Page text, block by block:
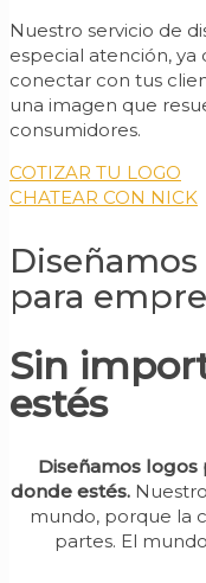
Nuestro servicio de
especial atención,
conectar con tus
una imagen que
consumidores.
COTIZAR TU LOGO
CHATEAR CON NICK
para
Sin
estés
Diseñamos logos
donde estés.
mundo, porque la
partes. El